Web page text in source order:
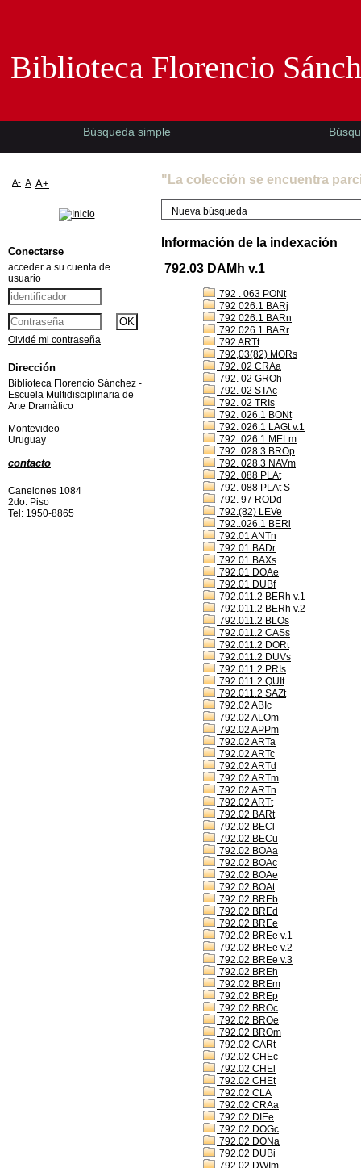
"La colección se encuentra
Nueva búsqueda
Información de la indexación
792.03 DAMh v.1
792 . 063 PONt
792 026.1 BARj
792 026.1 BARn
792 026.1 BARr
792 ARTt
792,03(82) MORs
792. 02 CRAa
792. 02 GROh
792. 02 STAc
792. 02 TRIs
792. 026.1 BONt
792. 026.1 LAGt v.1
792. 026.1 MELm
792. 028.3 BROp
792. 028.3 NAVm
792. 088 PLAt
792. 088 PLAt S
792. 97 RODd
792.(82) LEVe
792..026.1 BERi
792.01 ANTn
792.01 BADr
792.01 BAXs
792.01 DOAe
792.01 DUBf
792.011.2 BERh v.1
792.011.2 BERh v.2
792.011.2 BLOs
792.011.2 CASs
792.011.2 DORt
792.011.2 DUVs
792.011.2 PRIs
792.011.2 QUIt
792.011.2 SAZt
792.02 ABIc
792.02 ALOm
792.02 APPm
792.02 ARTa
792.02 ARTc
792.02 ARTd
792.02 ARTm
792.02 ARTn
792.02 ARTt
792.02 BARt
792.02 BECl
792.02 BECu
792.02 BOAa
792.02 BOAc
792.02 BOAe
792.02 BOAt
792.02 BREb
792.02 BREd
792.02 BREe
792.02 BREe v.1
792.02 BREe v.2
792.02 BREe v.3
792.02 BREh
792.02 BREm
792.02 BREp
792.02 BROc
792.02 BROe
792.02 BROm
792.02 CARt
792.02 CHEc
792.02 CHEl
792.02 CHEt
792.02 CLA
792.02 CRAa
792.02 DIEe
792.02 DOGc
792.02 DONa
792.02 DUBi
792.02 DWIm
Biblioteca Florencio
Búsqueda simple
A- A A+
Conectarse
acceder a su cuenta de
usuario
Olvidé mi contraseña
Dirección
Biblioteca Florencio Sànchez -
Escuela Multidisciplinaria de
Arte Dramàtico
Montevideo
Uruguay
contacto
Canelones 1084
2do. Piso
Tel: 1950-8865